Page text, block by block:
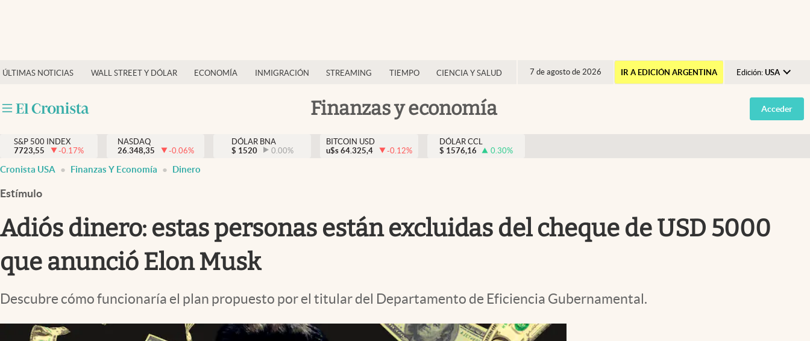
ÚLTIMAS NOTICIAS WALL STREET Y DÓLAR ECONOMÍA INMIGRACIÓN STREAMING TIEMPO CIENCIA Y SALUD 7 de agosto de 2026 IR A EDICIÓN ARGENTINA Edición: USA
Argentina
España
Finanzas y economía
Finanzas y economía
Inmigración
Trending
Streaming
Lifestyle
Acceder
S&P 500 INDEX
7723,55
-0.17%
NASDAQ
26.348,35
-0.06%
DÓLAR BNA
$ 1520 0.00%
BITCOIN USD
u$s 64.325,4 -0.12%
DÓLAR CCL
$ 1576,16 0.30%
Cronista USA Finanzas Y Economía Dinero
Estímulo
Adiós dinero: estas personas están excluidas del cheque de USD 5000
que anunció Elon Musk
Descubre cómo funcionaría el plan propuesto por el titular del Departamento de Eficiencia Gubernamental.